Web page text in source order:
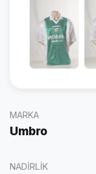
MARKA
Umbro
NADIRLIK